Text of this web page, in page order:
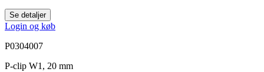
Se detaljer
Login og køb
P0304007
P-clip W1, 20 mm